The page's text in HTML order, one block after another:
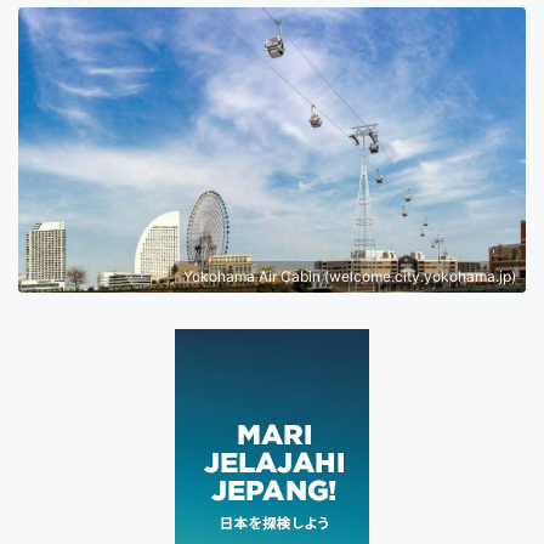
Yokohama Air Cabin (welcome.city.yokohama.jp)